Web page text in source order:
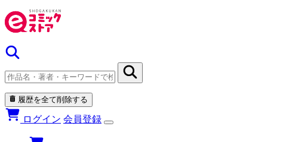
履歴を全て削除する
ログイン 会員登録